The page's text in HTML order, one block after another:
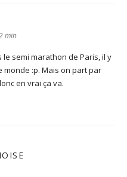
min
semi marathon de Paris, il y
monde :p. Mais on part par
en vrai ça va.